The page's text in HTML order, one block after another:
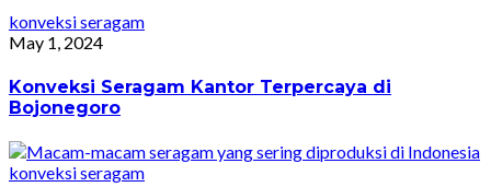
konveksi seragam
May 1, 2024
Konveksi Seragam Kantor Terpercaya di
Bojonegoro
konveksi seragam